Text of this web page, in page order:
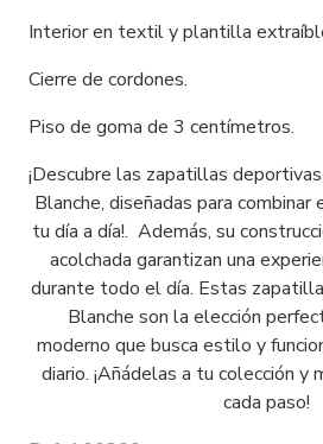
Interior en textil y plantilla
Cierre de cordones.
Piso de goma de 3 centímetros.
¡Descubre las zapatillas
Blanche, diseñadas para
tu día a día!. Además, su
acolchada garantizan una
durante todo el día. Estas
Blanche son la elección
moderno que busca estilo y
diario. ¡Añádelas a tu colección y
cada paso!